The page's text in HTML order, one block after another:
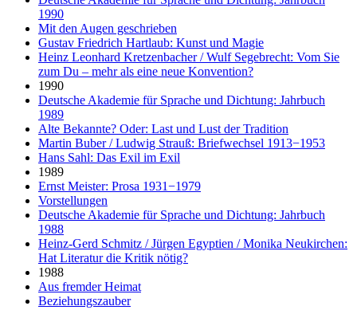
1990
Mit den Augen geschrieben
Gustav Friedrich Hartlaub: Kunst und Magie
Heinz Leonhard Kretzenbacher / Wulf Segebrecht: Vom Sie
zum Du – mehr als eine neue Konvention?
1990
Deutsche Akademie für Sprache und Dichtung: Jahrbuch
1989
Alte Bekannte? Oder: Last und Lust der Tradition
Martin Buber / Ludwig Strauß: Briefwechsel 1913−1953
Hans Sahl: Das Exil im Exil
1989
Ernst Meister: Prosa 1931−1979
Vorstellungen
Deutsche Akademie für Sprache und Dichtung: Jahrbuch
1988
Heinz-Gerd Schmitz / Jürgen Egyptien / Monika Neukirchen:
Hat Literatur die Kritik nötig?
1988
Aus fremder Heimat
Beziehungszauber